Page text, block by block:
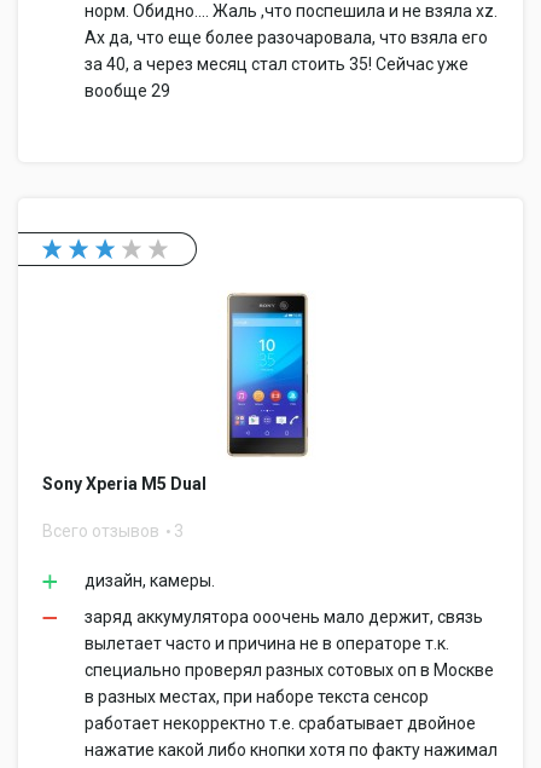
норм. Обидно.... Жаль ,что поспешила и не взяла xz.
Ах да, что еще более разочаровала, что взяла его
за 40, а через месяц стал стоить 35! Сейчас уже
вообще 29
Sony Xperia M5 Dual
Всего отзывов 3
дизайн, камеры.
заряд аккумулятора ооочень мало держит, связь
вылетает часто и причина не в операторе т.к.
специально проверял разных сотовых оп в Москве
в разных местах, при наборе текста сенсор
работает некорректно т.е. срабатывает двойное
нажатие какой либо кнопки хотя по факту нажимал